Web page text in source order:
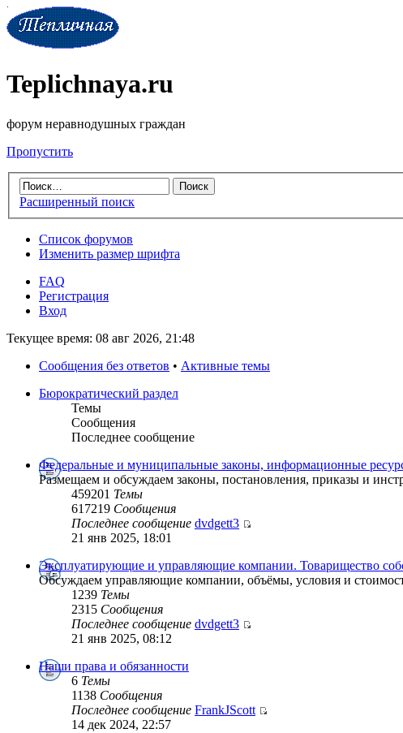
Teplichnaya.ru
форум неравнодушных граждан
Пропустить
Расширенный поиск
Список форумов
Изменить размер шрифта
FAQ
Регистрация
Вход
Текущее время: 08 авг 2026, 21:48
Сообщения без ответов • Активные темы
Бюрократический раздел
Темы
Сообщения
Последнее сообщение
Федеральные и муниципальные законы, информационные
Размещаем и обсуждаем законы, постановления, приказы и
459201 Темы
617219 Сообщения
Последнее сообщение dvdgett3
21 янв 2025, 18:01
Эксплуатирующие и управляющие компании. Товарищество
Обсуждаем управляющие компании, объёмы, условия и
1239 Темы
2315 Сообщения
Последнее сообщение dvdgett3
21 янв 2025, 08:12
Наши права и обязанности
6 Темы
1138 Сообщения
Последнее сообщение FrankJScott
14 дек 2024, 22:57